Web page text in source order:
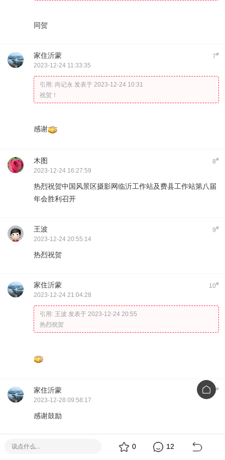
同贺
7#
家住沂蒙
2023-12-24 11:33:35
引用: 尚记永 发表于 2023-12-24 10:31
祝贺！
感谢
8#
木图
2023-12-24 16:27:59
热烈祝贺中国风景区摄影网临沂工作站及费县工作站第八届
年会胜利召开
9#
王波
2023-12-24 20:55:14
热烈祝贺
10#
家住沂蒙
2023-12-24 21:04:28
引用: 王波 发表于 2023-12-24 20:55
热烈祝贺
11#
家住沂蒙
2023-12-28 09:58:17
感谢鼓励
家住沂蒙 0 12